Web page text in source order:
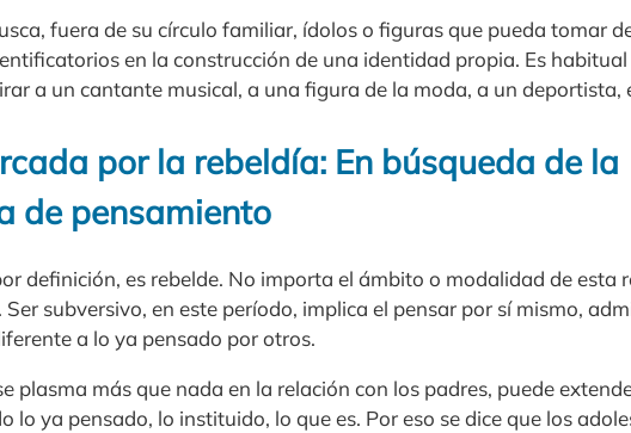
fuera de su círculo familiar, ídolos o figuras que pueda tomar
en la construcción de una identidad propia. Es
a un cantante musical, a una figura de la moda, a un deportista,
por la rebeldía: En búsqueda de la
de pensamiento
definición, es rebelde. No importa el ámbito o modalidad de esta
subversivo, en este período, implica el pensar por sí mismo,
a lo ya pensado por otros.
plasma más que nada en la relación con los padres, puede
lo ya pensado, lo instituido, lo que es. Por eso se dice que los